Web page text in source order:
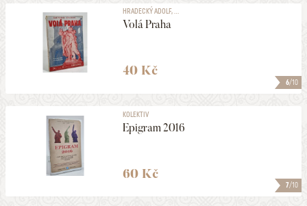
6/10
HRADECKÝ ADOLF, ...
Volá Praha
40 Kč
7/10
KOLEKTIV
Epigram 2016
60 Kč